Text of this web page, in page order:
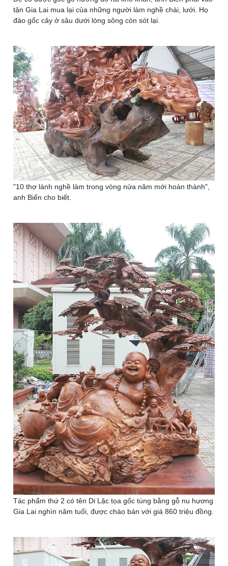
tận Gia Lai mua lại của những người làm nghề chài, lưới. Họ
đào gốc cây ở sâu dưới lòng sông còn sót lại.
"10 thợ lành nghề làm trong vòng nửa năm mới hoàn thành",
anh Biển cho biết.
Tác phẩm thứ 2 có tên Di Lặc tọa gốc tùng bằng gỗ nu hương
Gia Lai nghìn năm tuổi, được chào bán với giá 860 triệu đồng.